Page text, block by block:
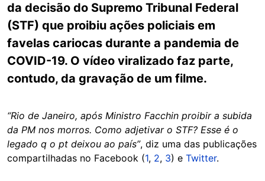
da decisão do Supremo Tribunal Federal
(STF) que proibiu ações policiais em
favelas cariocas durante a pandemia de
COVID-19. O vídeo viralizado faz parte,
contudo, da gravação de um filme.
“Rio de Janeiro, após Ministro Facchin proibir a subida
da PM nos morros. Como adjetivar o STF? Esse é o
legado q o pt deixou ao país”, diz uma das publicações
compartilhadas no Facebook (1, 2, 3) e Twitter.